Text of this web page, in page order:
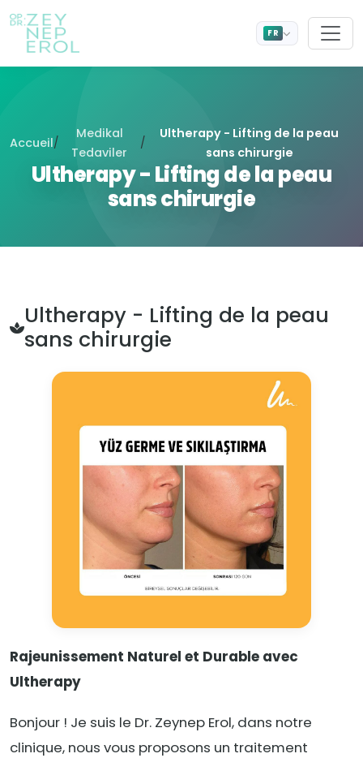
FR
Accueil/
Medikal
Tedaviler
/
Ultherapy - Lifting de la peau
sans chirurgie
Ultherapy - Lifting de la peau
sans chirurgie
Ultherapy - Lifting de la peau
sans chirurgie
Rajeunissement Naturel et Durable avec
Ultherapy
Bonjour ! Je suis le Dr. Zeynep Erol, dans notre
clinique, nous vous proposons un traitement